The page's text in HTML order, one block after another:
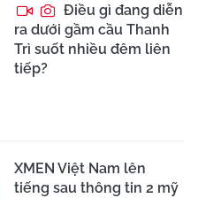
Điều gì đang diễn
ra dưới gầm cầu Thanh
Trì suốt nhiều đêm liên
tiếp?
XMEN Việt Nam lên
tiếng sau thông tin 2 mỹ